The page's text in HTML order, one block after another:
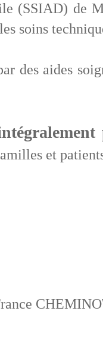
(SSIAD) de
soins
des aides
et